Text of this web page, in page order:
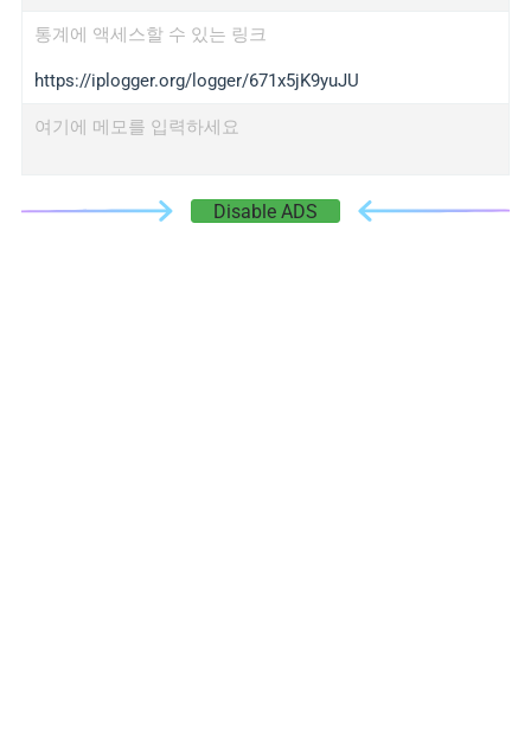
통계에 액세스할 수 있는 링크
https://iplogger.org/logger/671x5jK9yuJU
여기에 메모를 입력하세요
Disable ADS